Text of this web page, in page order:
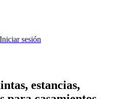
Iniciar sesión
estancias,